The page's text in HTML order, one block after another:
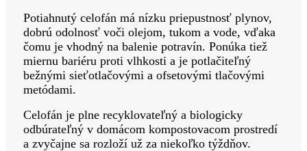
Potiahnutý celofán má nízku priepustnosť plynov,
dobrú odolnosť voči olejom, tukom a vode, vďaka
čomu je vhodný na balenie potravín. Ponúka tiež
miernu bariéru proti vlhkosti a je potlačiteľný
bežnými sieťotlačovými a ofsetovými tlačovými
metódami.
Celofán je plne recyklovateľný a biologicky
odbúrateľný v domácom kompostovacom prostredí
a zvyčajne sa rozloží už za niekoľko týždňov.